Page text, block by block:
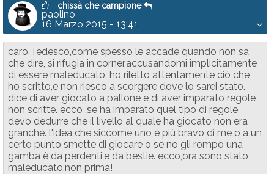
chissà che campione
paolino
16 Marzo 2015 - 13:41
caro Tedesco,come spesso le accade quando non sa
che dire, si rifugia in corner,accusandomi implicitamente
di essere maleducato. ho riletto attentamente ciò che
ho scritto,e non riesco a scorgere dove lo sarei stato.
dice di aver giocato a pallone e di aver imparato regole
non scritte. ecco ,se ha imparato quel tipo di regole
devo dedurre che il livello al quale ha giocato non era
granchè. l'idea che siccome uno è più bravo di me o a un
certo punto smette di giocare o se no gli rompo una
gamba è da perdenti,e da bestie. ecco,ora sono stato
maleducato,non prima!